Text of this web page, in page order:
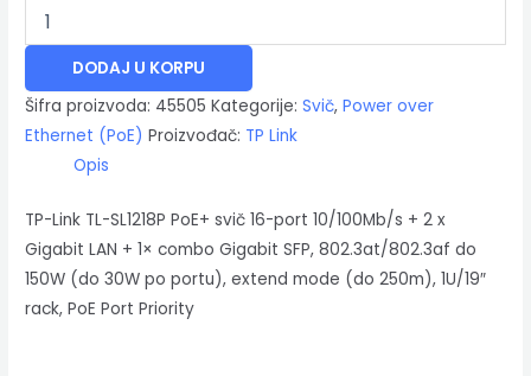
DODAJ U KORPU
Šifra proizvoda: 45505 Kategorije:Svič,Power over
Ethernet (PoE) Proizvođač: TP Link
Opis
TP-Link TL-SL1218P PoE+ svič 16-port 10/100Mb/s + 2 x
Gigabit LAN + 1× combo Gigabit SFP, 802.3at/802.3af do
150W (do 30W po portu), extend mode (do 250m), 1U/19″
rack, PoE Port Priority